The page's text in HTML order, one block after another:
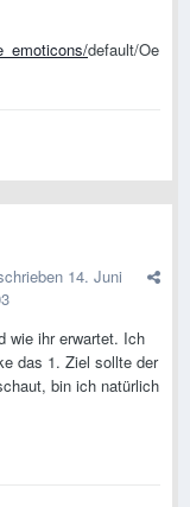
default/Oe
14. Juni
wie ihr erwartet. Ich
das 1. Ziel sollte der
bin ich natürlich